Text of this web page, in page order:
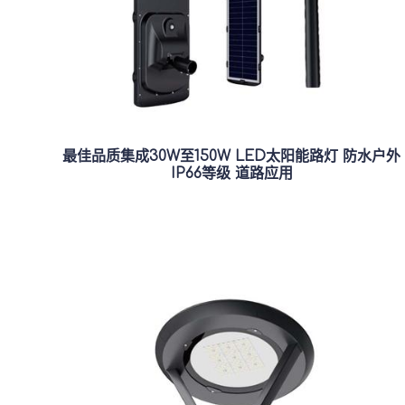
最佳品质集成30W至150W LED太阳能路灯 防水户外
IP66等级 道路应用